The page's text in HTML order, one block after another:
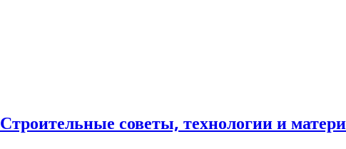
Строительные советы, технологии и